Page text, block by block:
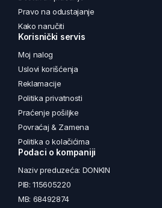
Pravo na odustajanje
Kako naručiti
Korisnički servis
Moj nalog
Uslovi korišćenja
Reklamacije
Politika privatnosti
Praćenje pošiljke
Povraćaj & Zamena
Politika o kolačićima
Podaci o kompaniji
Naziv preduzeća: DONKIN
PIB: 115605220
MB: 68492874